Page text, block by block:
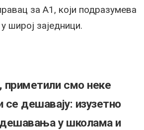
за А1, који подразумева
широј заједници.
приметили смо неке
се дешавају: изузетно
дешавања у школама и